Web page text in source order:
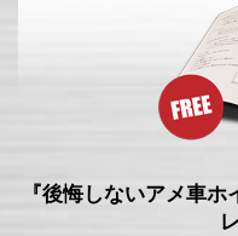
『後悔しないアメ車